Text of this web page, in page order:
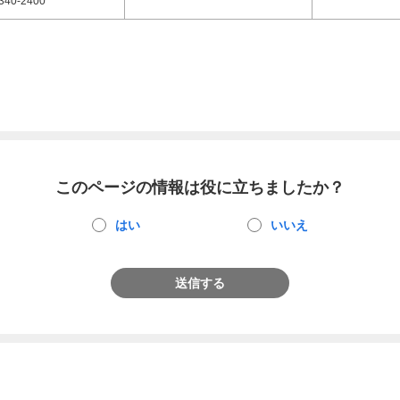
このページの情報は役に立ちましたか？
はい いいえ
送信する